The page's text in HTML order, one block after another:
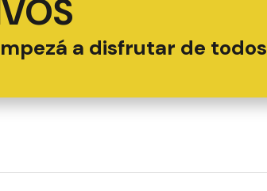
a disfrutar de todos